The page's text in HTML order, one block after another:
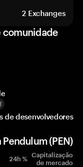
2 Exchanges
comunidade
de desenvolvedores
(PEN)
24h % Capitalização
de mercado